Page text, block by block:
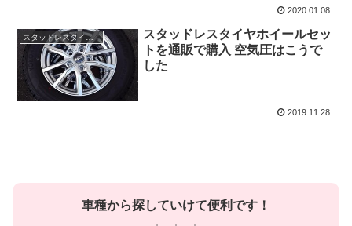
2020.01.08
スタッドレスタイヤ ホイールセット 通販
スタッドレスタイヤホイールセッ
トを通販で購入 空気圧はこうで
した
2019.11.28
車種から探していけて便利です！